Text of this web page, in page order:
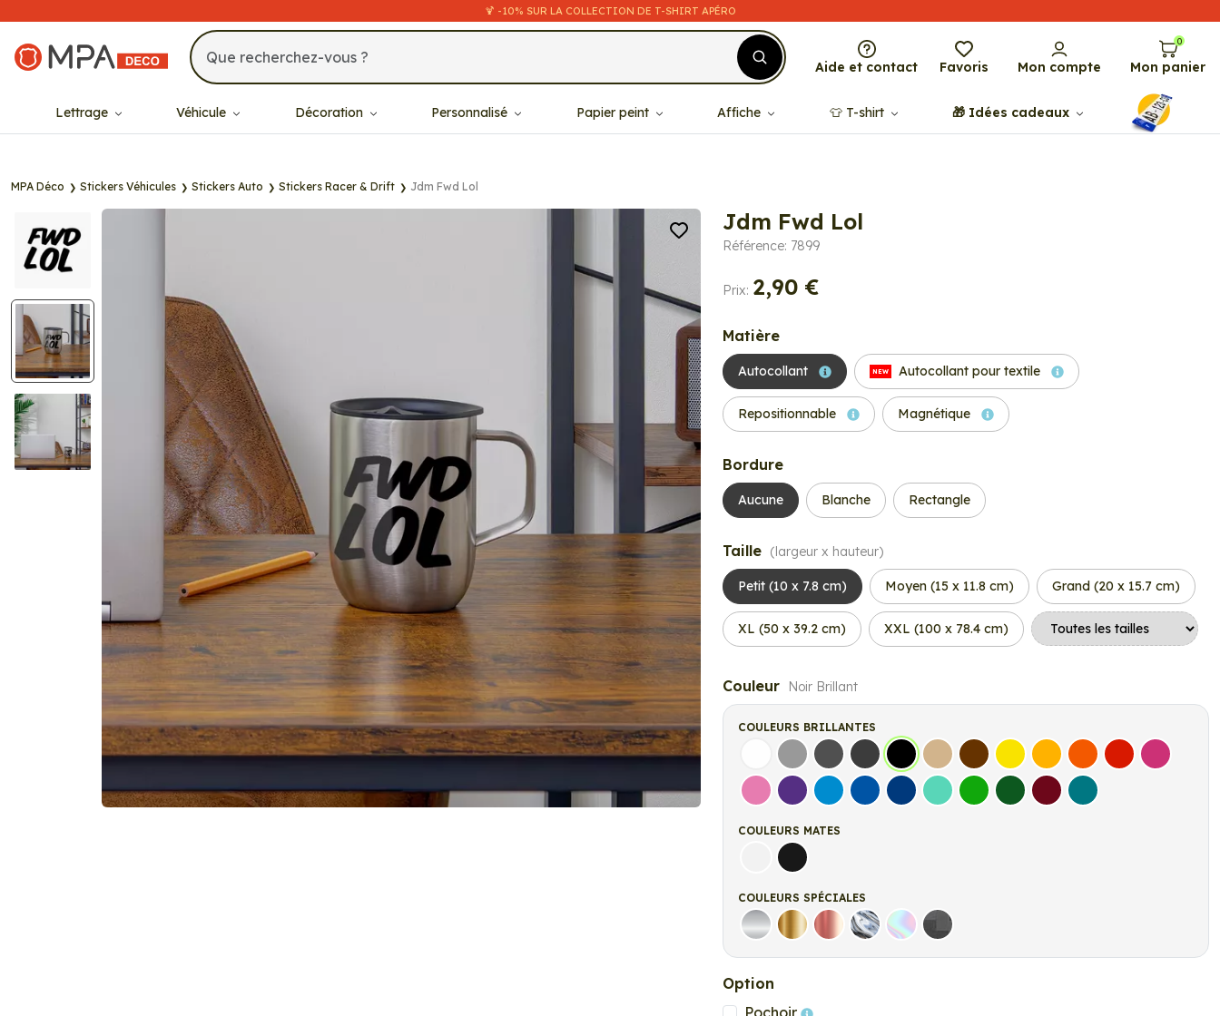
🍹 -10% SUR LA COLLECTION DE T-SHIRT APÉRO
MPA Déco
Aide et contact Favoris Mon compte
0
Mon panier
Lettrage Véhicule Décoration Personnalisé Papier peint Affiche 👕​​ T-shirt 🎁​ Idées cadeaux
MPA Déco Stickers Véhicules Stickers Auto Stickers Racer & Drift Jdm Fwd Lol
Jdm Fwd Lol
Référence: 7899
Prix: 2,90 €
Matière
Autocollant NEW Autocollant pour textile
Repositionnable Magnétique
Bordure
Aucune Blanche Rectangle
Taille (largeur x hauteur)
Petit (10 x 7.8 cm) Moyen (15 x 11.8 cm) Grand (20 x 15.7 cm)
XL (50 x 39.2 cm) XXL (100 x 78.4 cm)
Couleur Noir Brillant
COULEURS BRILLANTES
Blanc Gris Gris FoncéGris Anthracite
Noir Beige Marron Jaune ClairJaune Foncé
OrangeRouge Fuchsia
Rose Violet Bleu clairBleu MoyenBleu FoncéBleu VertVert clairVert FoncéBordeauxTurquoise
COULEURS MATES
Blanc matNoir mat
COULEURS SPÉCIALES
Argent Or Rose Gold
ChromeHolographique
Carbone Noir
Option
Pochoir